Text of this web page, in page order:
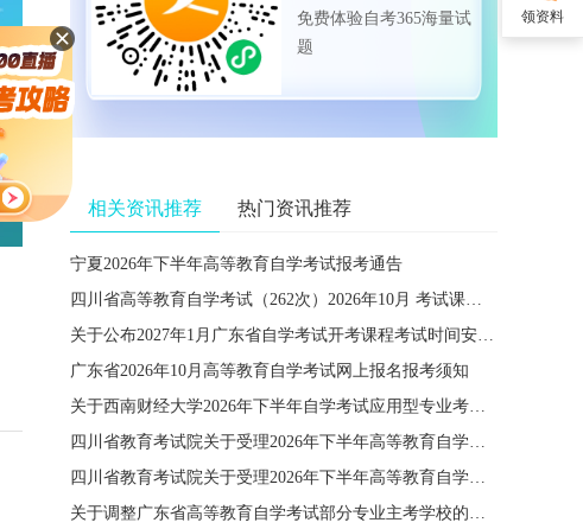
免费体验自考365海量试
题
相关资讯推荐 热门资讯推荐
宁夏2026年下半年高等教育自学考试报考通告
四川省高等教育自学考试（262次）2026年10月 考试课程简表
关于公布2027年1月广东省自学考试开考课程考试时间安排和使用教材的通知
广东省2026年10月高等教育自学考试网上报名报考须知
关于西南财经大学2026年下半年自学考试应用型专业考籍更改办理的通知
四川省教育考试院关于受理2026年下半年高等教育自学考试省际转考申请的通告
四川省教育考试院关于受理2026年下半年高等教育自学考试考籍更改申请的通告
关于调整广东省高等教育自学考试部分专业主考学校的通知
领资料